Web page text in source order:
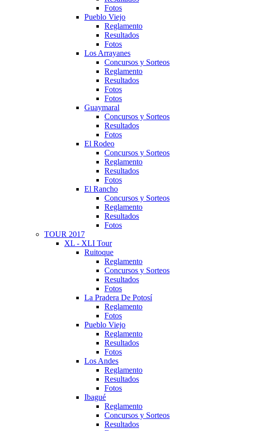
Fotos
Pueblo Viejo
Reglamento
Resultados
Fotos
Los Arrayanes
Concursos y Sorteos
Reglamento
Resultados
Fotos
Fotos
Guaymaral
Concursos y Sorteos
Resultados
Fotos
El Rodeo
Concursos y Sorteos
Reglamento
Resultados
Fotos
El Rancho
Concursos y Sorteos
Reglamento
Resultados
Fotos
TOUR 2017
XL - XLI Tour
Ruitoque
Reglamento
Concursos y Sorteos
Resultados
Fotos
La Pradera De Potosí
Reglamento
Fotos
Pueblo Viejo
Reglamento
Resultados
Fotos
Los Andes
Reglamento
Resultados
Fotos
Ibagué
Reglamento
Concursos y Sorteos
Resultados